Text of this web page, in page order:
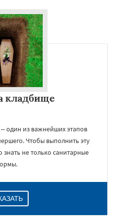
кладбище
один из важнейших этапов
Чтобы выполнить эту
не только санитарные
персональных данных